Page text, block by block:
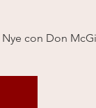
con Don